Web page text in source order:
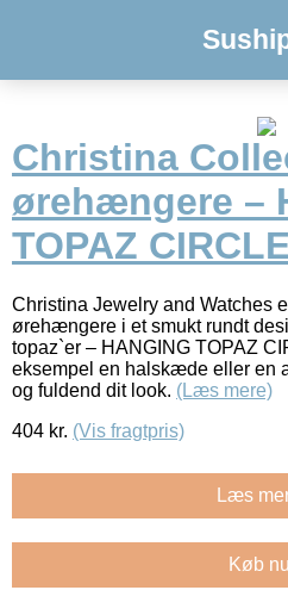
Christina
ørehængere –
TOPAZ CIRCLE
Christina Jewelry and Watches
ørehængere i et smukt rundt
topaz`er – HANGING TOPAZ
eksempel en halskæde eller en
og fuldend dit look. (Læs mere)
404 kr. (Vis fragtpris)
Læs
Køb